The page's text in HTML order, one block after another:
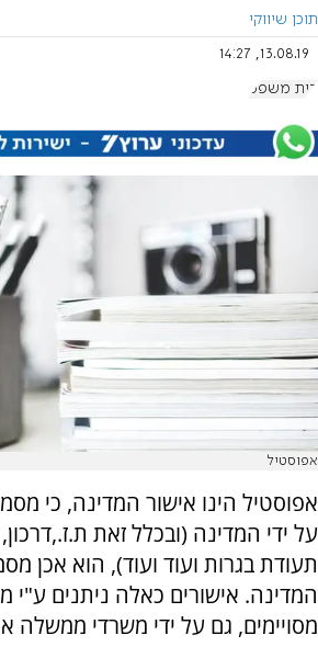
תוכן שיווקי
13.08.19, 14:27
בית משפט
אפוסטיל
אפוסטיל הינו אישור המדינה, כי
על ידי המדינה (ובכלל זאת
תעודת בגרות ועוד ועוד), הוא אכן
המדינה. אישורים כאלה ניתנים ע"י
מסויימים, גם על ידי משרדי ממשלה